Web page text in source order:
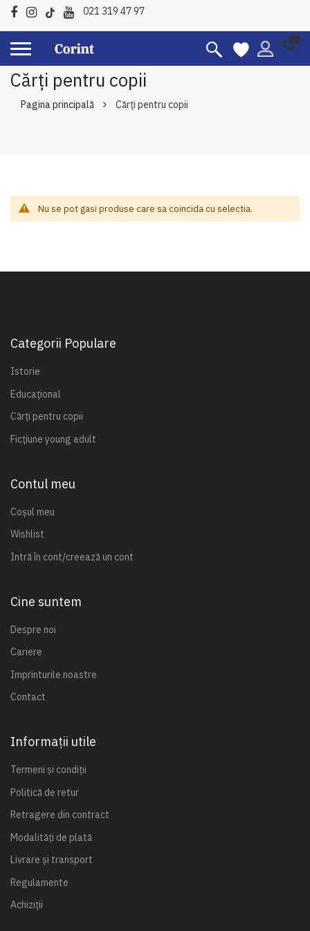
021 319 47 97
Cărți pentru copii
Pagina principală Cărți pentru copii
Nu se pot gasi produse care sa coincida cu selectia.
Categorii Populare
Istorie
Educațional
Cărți pentru copii
Ficțiune young adult
Contul meu
Coșul meu
Wishlist
Intră în cont/creează un cont
Cine suntem
Despre noi
Cariere
Imprinturile noastre
Contact
Informații utile
Termeni și condiții
Politică de retur
Retragere din contract
Modalități de plată
Livrare și transport
Regulamente
Achiziții